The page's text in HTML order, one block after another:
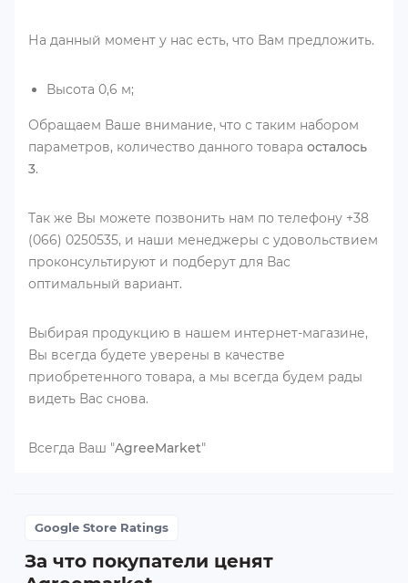
На данный момент у нас есть, что Вам предложить.
Высота 0,6 м;
Обращаем Ваше внимание, что с таким набором
параметров, количество данного товара осталось
3.
Так же Вы можете позвонить нам по телефону +38
(066) 0250535, и наши менеджеры с удовольствием
проконсультируют и подберут для Вас
оптимальный вариант.
Выбирая продукцию в нашем интернет-магазине,
Вы всегда будете уверены в качестве
приобретенного товара, а мы всегда будем рады
видеть Вас снова.
Всегда Ваш "AgreeMarket"
Google Store Ratings
За что покупатели ценят